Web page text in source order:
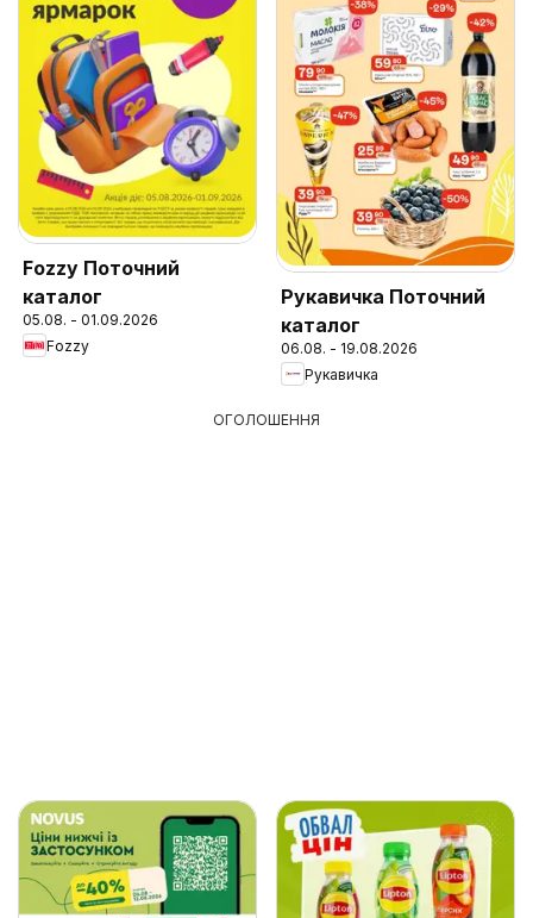
Fozzy Поточний
каталог
05.08. - 01.09.2026
Fozzy
Рукавичка Поточний
каталог
06.08. - 19.08.2026
Рукавичка
ОГОЛОШЕННЯ